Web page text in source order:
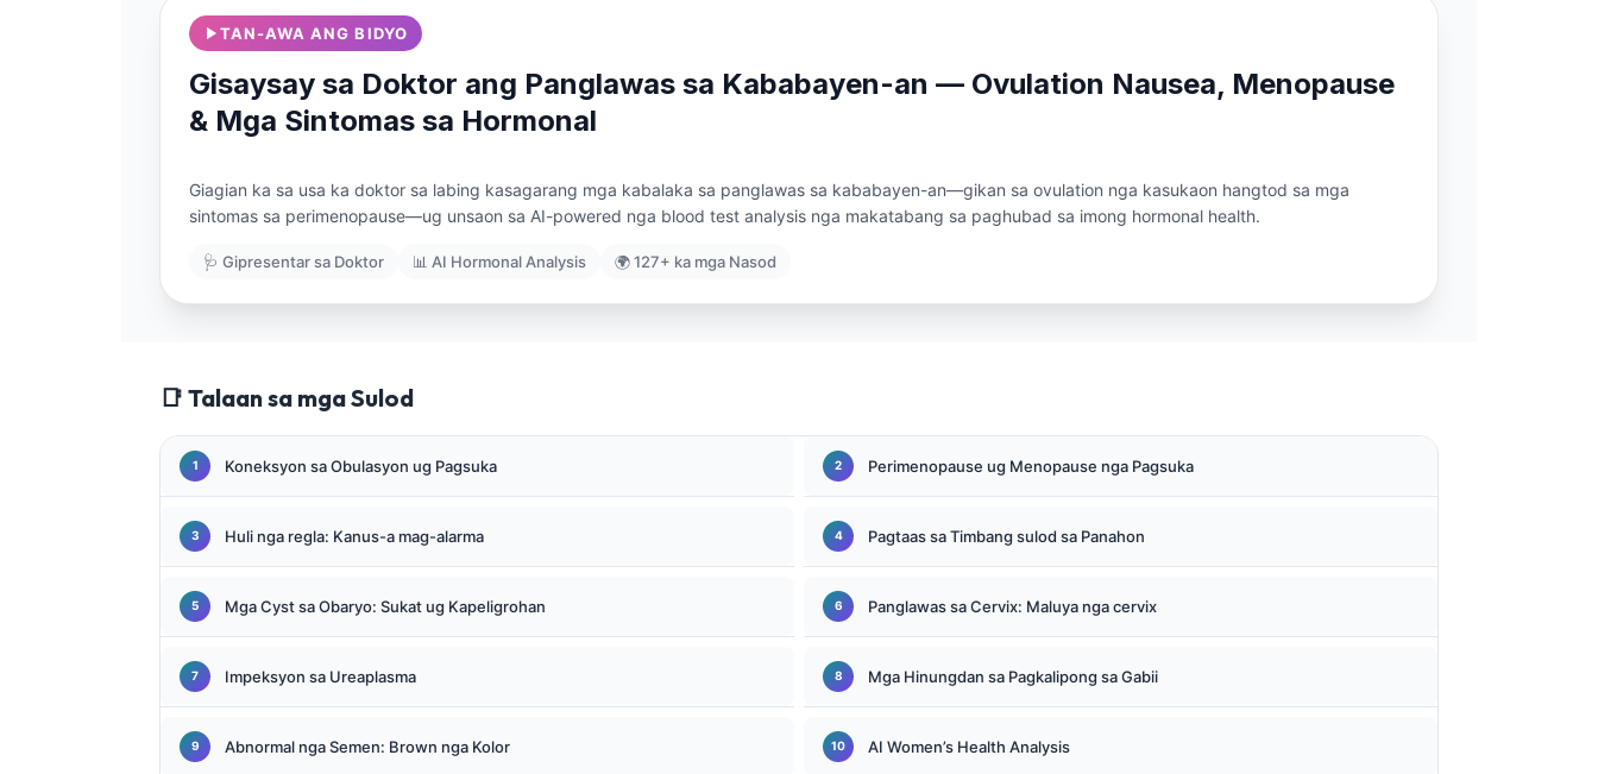
TAN-AWA ANG BIDYO
Gisaysay sa Doktor ang Panglawas sa Kababayen-an — Ovulation Nausea, Menopause
& Mga Sintomas sa Hormonal
Giagian ka sa usa ka doktor sa labing kasagarang mga kabalaka sa panglawas sa kababayen-an—gikan sa ovulation nga kasukaon hangtod sa mga
sintomas sa perimenopause—ug unsaon sa AI-powered nga blood test analysis nga makatabang sa paghubad sa imong hormonal health.
🩺 Gipresentar sa Doktor 📊 AI Hormonal Analysis 🌍 127+ ka mga Nasod
📑 Talaan sa mga Sulod
Koneksyon sa Obulasyon ug Pagsuka Perimenopause ug Menopause nga Pagsuka
Huli nga regla: Kanus-a mag-alarma Pagtaas sa Timbang sulod sa Panahon
Mga Cyst sa Obaryo: Sukat ug Kapeligrohan Panglawas sa Cervix: Maluya nga cervix
Impeksyon sa Ureaplasma Mga Hinungdan sa Pagkalipong sa Gabii
Abnormal nga Semen: Brown nga Kolor AI Women’s Health Analysis
ไทย
ភាសាខ្មែរ
Kiswahili
አማርኛ
O‘zbekcha
Català
Қазақ тілі
Suomi
سنڌي
অসমীয়া
Galego
Latviešu valoda